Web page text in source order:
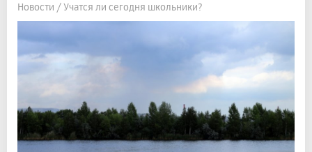
Новости / Учатся ли сегодня школьники?